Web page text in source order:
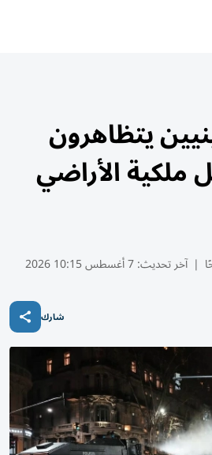
يتظاهرون
الأراضي
| آخر تحديث:7 أغسطس 10:15 2026
شارك